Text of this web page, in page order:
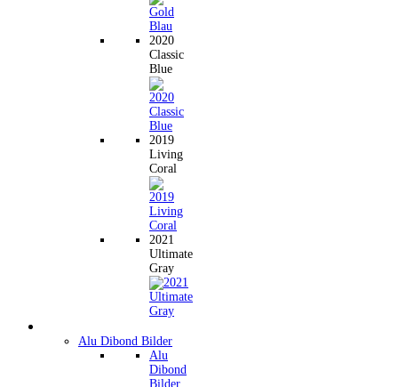
2020
Classic
Blue
2019
Living
Coral
2021
Ultimate
Gray
Alu Dibond Bilder
Alu
Dibond
Bilder